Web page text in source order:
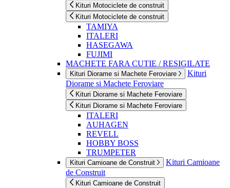
Kituri Motociclete de construit
Kituri Motociclete de construit
TAMIYA
ITALERI
HASEGAWA
FUJIMI
MACHETE FARA CUTIE / RESIGILATE
Kituri Diorame si Machete Feroviare
Kituri
Diorame si Machete Feroviare
Kituri Diorame si Machete Feroviare
Kituri Diorame si Machete Feroviare
ITALERI
AUHAGEN
REVELL
HOBBY BOSS
TRUMPETER
Kituri Camioane de Construit
Kituri Camioane
de Construit
Kituri Camioane de Construit